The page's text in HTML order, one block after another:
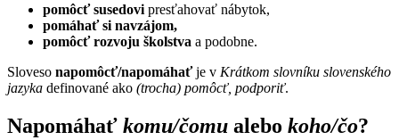
pomôcť susedovi presťahovať nábytok,
pomáhať si navzájom,
pomôcť rozvoju školstva a podobne.
Sloveso napomôcť/napomáhaťje v Krátkom slovníku slovenského
jazyka definované ako (trocha) pomôcť, podporiť.
Napomáhať komu/čomu alebo koho/čo?